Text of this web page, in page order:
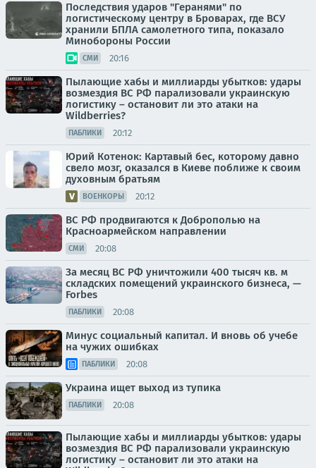
Последствия ударов "Геранями" по
логистическому центру в Броварах, где ВСУ
хранили БПЛА самолетного типа, показало
Минобороны России
СМИ 20:16
Пылающие хабы и миллиарды убытков: удары
возмездия ВС РФ парализовали украинскую
логистику – остановит ли это атаки на
Wildberries?
ПАБЛИКИ 20:12
Юрий Котенок: Картавый бес, которому давно
свело мозг, оказался в Киеве поближе к своим
духовным братьям
ВОЕНКОРЫ 20:12
ВС РФ продвигаются к Доброполью на
Красноармейском направлении
СМИ 20:08
За месяц ВС РФ уничтожили 400 тысяч кв. м
складских помещений украинского бизнеса, —
Forbes
ПАБЛИКИ 20:08
Минус социальный капитал. И вновь об учебе
на чужих ошибках
ПАБЛИКИ 20:08
Украина ищет выход из тупика
ПАБЛИКИ 20:08
Пылающие хабы и миллиарды убытков: удары
возмездия ВС РФ парализовали украинскую
логистику – остановит ли это атаки на